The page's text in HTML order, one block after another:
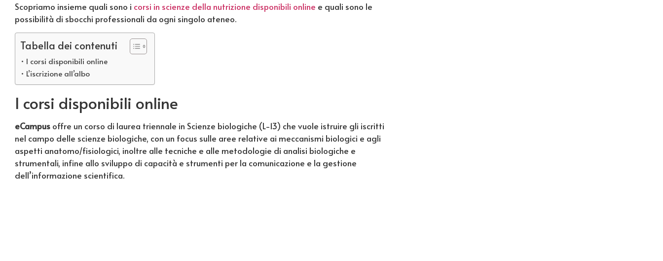
Scopriamo insieme quali sono i corsi in scienze della nutrizione disponibili online e quali sono le
possibilità di sbocchi professionali da ogni singolo ateneo.
Tabella dei contenuti
I corsi disponibili online
L’iscrizione all’albo
I corsi disponibili online
eCampus offre un corso di laurea triennale in Scienze biologiche (L-13) che vuole istruire gli iscritti
nel campo delle scienze biologiche, con un focus sulle aree relative ai meccanismi biologici e agli
aspetti anatomo/fisiologici, inoltre alle tecniche e alle metodologie di analisi biologiche e
strumentali, infine allo sviluppo di capacità e strumenti per la comunicazione e la gestione
dell’informazione scientifica.